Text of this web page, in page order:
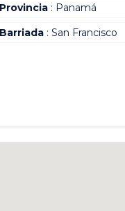
Provincia: Panamá
Barriada: San Francisco